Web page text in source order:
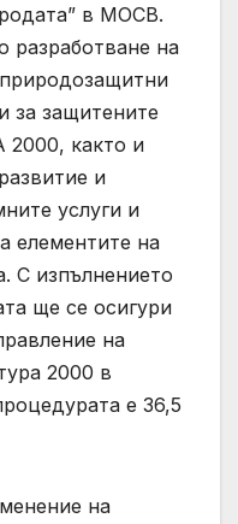
в МОСВ.
разработване на
за защитените
както и
и
услуги и
елементите на
С изпълнението
ще се осигури
на
2000 в
е 36,5
на